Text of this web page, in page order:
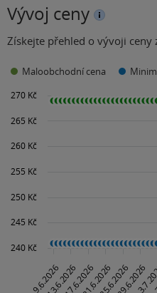
Vývoj ceny
Získejte přehled o vývoji ceny
Maloobchodní cena